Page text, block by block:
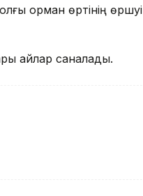
орман өртінің өршуі
айлар саналады.